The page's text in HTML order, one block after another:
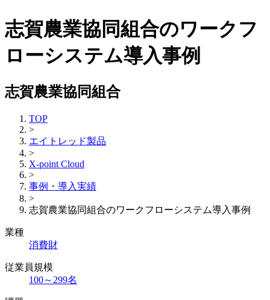
志賀農業協同組合のワークフ
ローシステム導入事例
志賀農業協同組合
TOP
>
エイトレッド製品
>
X-point Cloud
>
事例・導入実績
>
志賀農業協同組合のワークフローシステム導入事例
業種
消費財
従業員規模
100～299名